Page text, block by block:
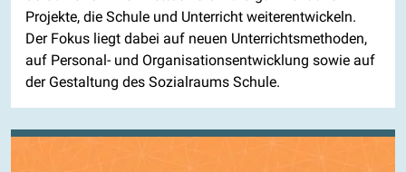
Projekte, die Schule und Unterricht weiterentwickeln.
Der Fokus liegt dabei auf neuen Unterrichtsmethoden,
auf Personal- und Organisationsentwicklung sowie auf
der Gestaltung des Sozialraums Schule.